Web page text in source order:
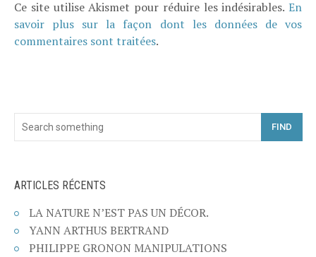
Ce site utilise Akismet pour réduire les indésirables. En
savoir plus sur la façon dont les données de vos
commentaires sont traitées.
FIND
ARTICLES RÉCENTS
LA NATURE N’EST PAS UN DÉCOR.
YANN ARTHUS BERTRAND
PHILIPPE GRONON MANIPULATIONS